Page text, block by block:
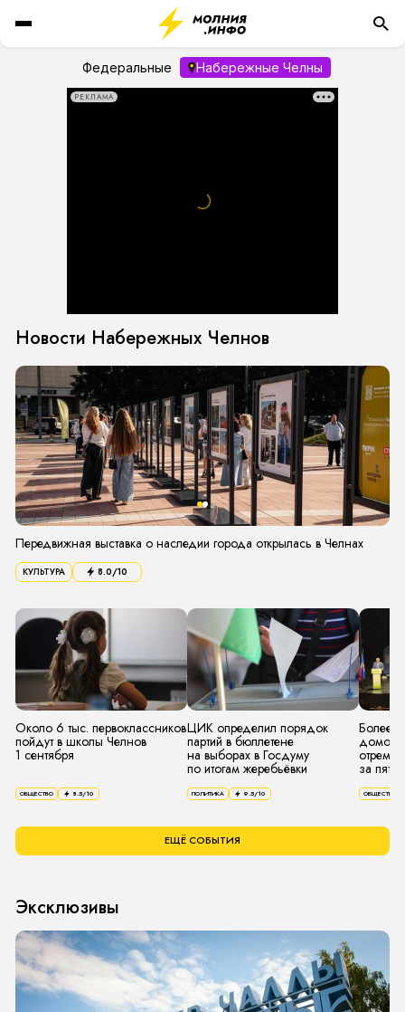
Федеральные Набережные Челны
РЕКЛАМА
Новости Набережных Челнов
Передвижная выставка о наследии города открылась в Челнах
КУЛЬТУРА 8.0/10
Около 6 тыс. первоклассников
пойдут в школы Челнов
1 сентября
ОБЩЕСТВО 8.5/10
ЦИК определил порядок
партий в бюллетене
на выборах в Госдуму
по итогам жеребьёвки
ПОЛИТИКА 9.5/10
Более
домов
за пять
ОБЩЕСТВО
ЕЩЁ СОБЫТИЯ
Эксклюзивы